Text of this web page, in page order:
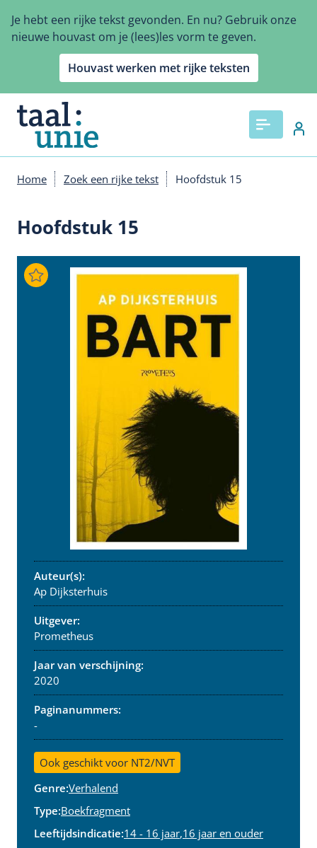
en
naar
gaan
Je hebt een rijke tekst gevonden. En nu? Gebruik onze
nieuwe houvast om je (lees)les vorm te geven.
Houvast werken met rijke teksten
Home Zoek een rijke tekst Hoofdstuk 15
Hoofdstuk 15
Auteur(s):
Ap Dijksterhuis
Uitgever:
Prometheus
Jaar van verschijning:
2020
Paginanummers:
-
Ook geschikt voor NT2/NVT
Genre:Verhalend
Type:Boekfragment
Leeftijdsindicatie:14 - 16 jaar,16 jaar en ouder